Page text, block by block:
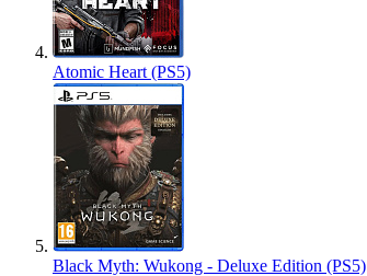
Atomic Heart (PS5)
Black Myth: Wukong - Deluxe Edition (PS5)